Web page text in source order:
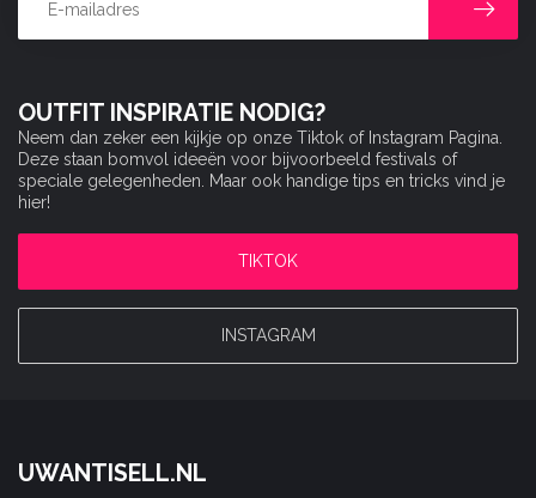
OUTFIT INSPIRATIE NODIG?
Neem dan zeker een kijkje op onze Tiktok of Instagram Pagina.
Deze staan bomvol ideeën voor bijvoorbeeld festivals of
speciale gelegenheden. Maar ook handige tips en tricks vind je
hier!
TIKTOK
INSTAGRAM
UWANTISELL.NL